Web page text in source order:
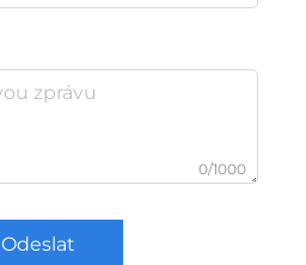
0/1000
Odeslat